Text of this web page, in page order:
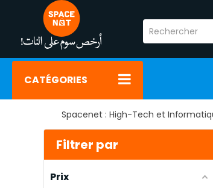
CATÉGORIES
Spacenet : High-Tech et
Filtrer par
Prix